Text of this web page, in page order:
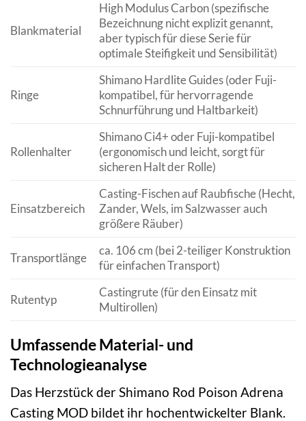
Blankmaterial
High Modulus Carbon (spezifische
Bezeichnung nicht explizit genannt,
aber typisch für diese Serie für
optimale Steifigkeit und Sensibilität)
Ringe
Shimano Hardlite Guides (oder Fuji-
kompatibel, für hervorragende
Schnurführung und Haltbarkeit)
Rollenhalter
Shimano Ci4+ oder Fuji-kompatibel
(ergonomisch und leicht, sorgt für
sicheren Halt der Rolle)
Einsatzbereich
Casting-Fischen auf Raubfische (Hecht,
Zander, Wels, im Salzwasser auch
größere Räuber)
Transportlänge
ca. 106 cm (bei 2-teiliger Konstruktion
für einfachen Transport)
Rutentyp
Castingrute (für den Einsatz mit
Multirollen)
Umfassende Material- und
Technologieanalyse
Das Herzstück der Shimano Rod Poison Adrena
Casting MOD bildet ihr hochentwickelter Blank.